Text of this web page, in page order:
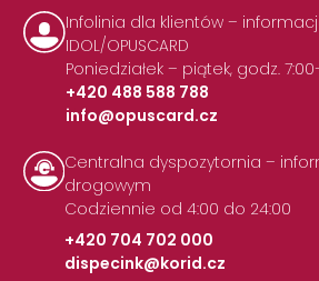
Infolinia dla klientów –
IDOL/OPUSCARD
Poniedziałek – piątek, godz.
+420 488 588 788
|
info@opuscard.cz
Centralna dyspozytornia –
drogowym
Codziennie od 4:00 do 24:00
+420 704 702 000
|
dispecink@korid.cz